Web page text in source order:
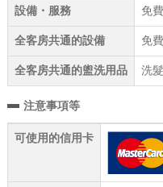
設備・服務 免
全客房共通的設備 免
全客房共通的盥洗用品 洗
注意事項等
可使用的信用卡